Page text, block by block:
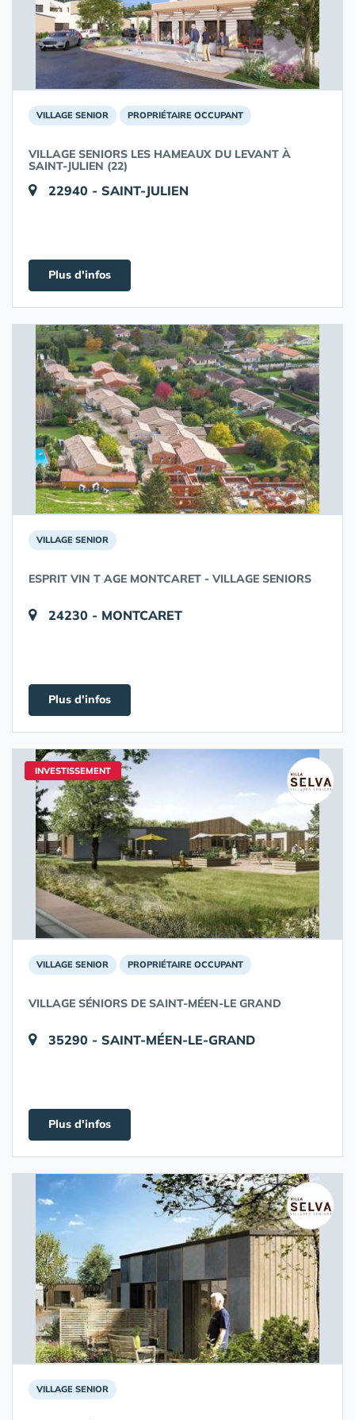
VILLAGE SENIOR PROPRIÉTAIRE OCCUPANT
VILLAGE SENIORS LES HAMEAUX DU LEVANT À
SAINT-JULIEN (22)
22940 - SAINT-JULIEN
Plus d'infos
VILLAGE SENIOR
ESPRIT VIN T AGE MONTCARET - VILLAGE SENIORS
24230 - MONTCARET
Plus d'infos
INVESTISSEMENT
VILLAGE SENIOR PROPRIÉTAIRE OCCUPANT
VILLAGE SÉNIORS DE SAINT-MÉEN-LE GRAND
35290 - SAINT-MÉEN-LE-GRAND
Plus d'infos
VILLAGE SENIOR